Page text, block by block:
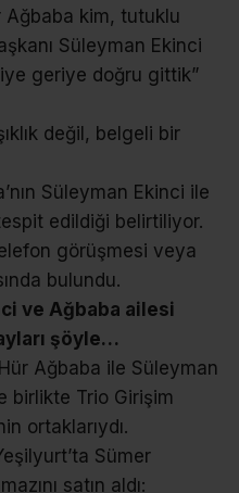
Ağbaba kim, tutuklu
Süleyman Ekinci
geriye doğru gittik”
değil, belgeli bir
Süleyman Ekinci ile
edildiği belirtiliyor.
görüşmesi veya
bulundu.
ve Ağbaba ailesi
şöyle…
Ağbaba ile Süleyman
birlikte Trio Girişim
ortaklarıydı.
Sümer
satın aldı: